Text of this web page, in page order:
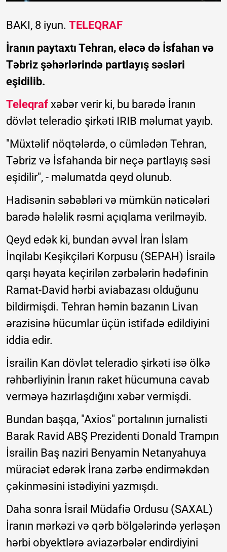
BAKI, 8 iyun. TELEQRAF
İranın paytaxtı Tehran, eləcə də İsfahan və
Təbriz şəhərlərində partlayış səsləri
eşidilib.
Teleqraf xəbər verir ki, bu barədə İranın
dövlət teleradio şirkəti IRIB məlumat yayıb.
"Müxtəlif nöqtələrdə, o cümlədən Tehran,
Təbriz və İsfahanda bir neçə partlayış səsi
eşidilir", - məlumatda qeyd olunub.
Hadisənin səbəbləri və mümkün nəticələri
barədə hələlik rəsmi açıqlama verilməyib.
Qeyd edək ki, bundan əvvəl İran İslam
İnqilabı Keşikçiləri Korpusu (SEPAH) İsrailə
qarşı həyata keçirilən zərbələrin hədəfinin
Ramat-David hərbi aviabazası olduğunu
bildirmişdi. Tehran həmin bazanın Livan
ərazisinə hücumlar üçün istifadə edildiyini
iddia edir.
İsrailin Kan dövlət teleradio şirkəti isə ölkə
rəhbərliyinin İranın raket hücumuna cavab
verməyə hazırlaşdığını xəbər vermişdi.
Bundan başqa, "Axios" portalının jurnalisti
Barak Ravid ABŞ Prezidenti Donald Trampın
İsrailin Baş naziri Benyamin Netanyahuya
müraciət edərək İrana zərbə endirməkdən
çəkinməsini istədiyini yazmışdı.
Daha sonra İsrail Müdafiə Ordusu (SAXAL)
İranın mərkəzi və qərb bölgələrində yerləşən
hərbi obyektlərə aviazərbələr endirdiyini